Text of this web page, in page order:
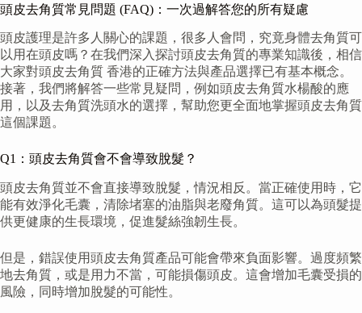
頭皮去角質常見問題 (FAQ)：一次過解答您的所有疑慮
頭皮護理是許多人關心的課題，很多人會問，究竟身體去角質可
以用在頭皮嗎？在我們深入探討頭皮去角質的專業知識後，相信
大家對頭皮去角質 香港的正確方法與產品選擇已有基本概念。
接著，我們將解答一些常見疑問，例如頭皮去角質水楊酸的應
用，以及去角質洗頭水的選擇，幫助您更全面地掌握頭皮去角質
這個課題。
Q1：頭皮去角質會不會導致脫髮？
頭皮去角質並不會直接導致脫髮，情況相反。當正確使用時，它
能有效淨化毛囊，清除堵塞的油脂與老廢角質。這可以為頭髮提
供更健康的生長環境，促進髮絲強韌生長。
但是，錯誤使用頭皮去角質產品可能會帶來負面影響。過度頻繁
地去角質，或是用力不當，可能損傷頭皮。這會增加毛囊受損的
風險，同時增加脫髮的可能性。